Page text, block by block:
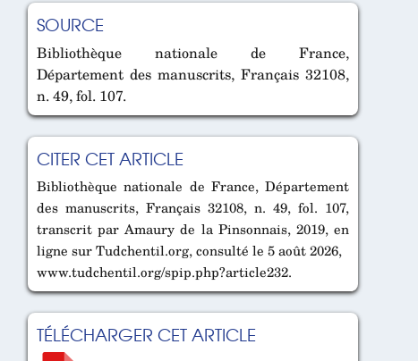
SOURCE
Bibliothèque nationale de France,
Département des manuscrits, Français 32108,
n. 49, fol. 107.
CITER CET ARTICLE
Bibliothèque nationale de France, Département
des manuscrits, Français 32108, n. 49, fol. 107,
transcrit par Amaury de la Pinsonnais, 2019, en
ligne sur Tudchentil.org, consulté le 5 août 2026,
www.tudchentil.org/spip.php?article232.
TÉLÉCHARGER CET ARTICLE